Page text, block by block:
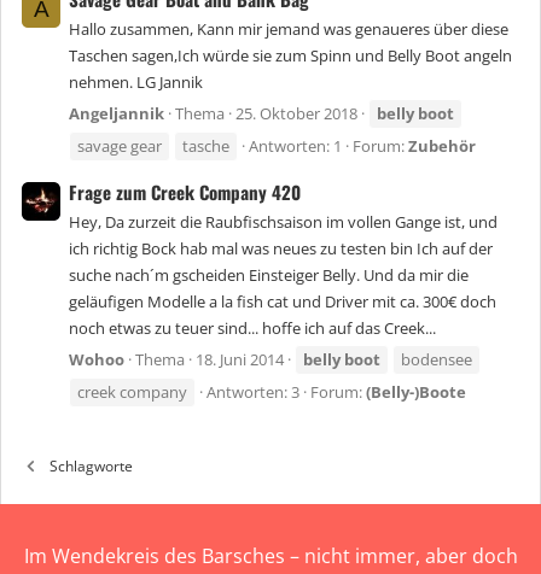
A
Hallo zusammen, Kann mir jemand was genaueres über diese
Taschen sagen,Ich würde sie zum Spinn und Belly Boot angeln
nehmen. LG Jannik
Angeljannik Thema 25. Oktober 2018 belly boot
savage gear
tasche Antworten: 1 Forum:Zubehör
Frage zum Creek Company 420
Hey, Da zurzeit die Raubfischsaison im vollen Gange ist, und
ich richtig Bock hab mal was neues zu testen bin Ich auf der
suche nach´m gscheiden Einsteiger Belly. Und da mir die
geläufigen Modelle a la fish cat und Driver mit ca. 300€ doch
noch etwas zu teuer sind... hoffe ich auf das Creek...
Wohoo Thema 18. Juni 2014 belly boot
bodensee
creek company
Antworten: 3 Forum:(Belly-)Boote
Schlagworte
Im Wendekreis des Barsches – nicht immer, aber doch